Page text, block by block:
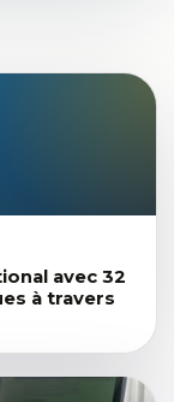
avec 32
à travers